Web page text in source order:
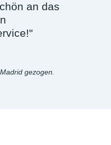
an das
gezogen.